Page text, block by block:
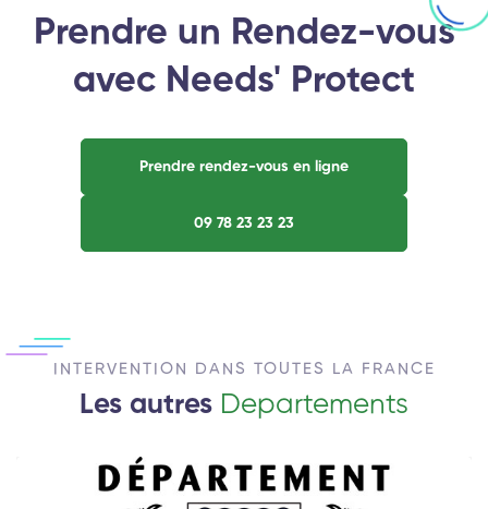
Prendre un Rendez-vous
avec Needs' Protect
Prendre rendez-vous en ligne
09 78 23 23 23
INTERVENTION DANS TOUTES LA FRANCE
Les autres Departements